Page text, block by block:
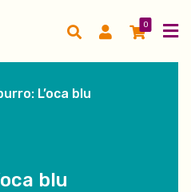
0
L’oca blu
blu